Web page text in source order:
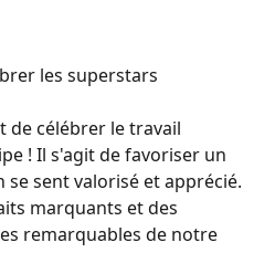
les superstars
de célébrer le travail
! Il s'agit de favoriser un
se sent valorisé et apprécié.
marquants et des
remarquables de notre